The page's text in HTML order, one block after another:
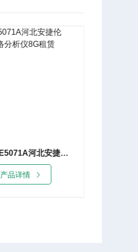
Keysight E5063A湖北是德E5063A网络分析仪
产品详情